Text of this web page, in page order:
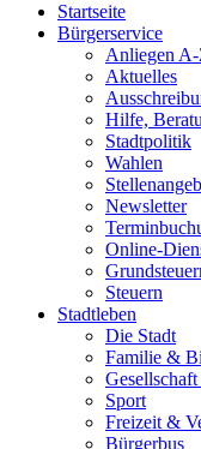
Startseite
Bürgerservice
Anliegen
Aktuelles
Hilfe,
Stadtpolitik
Wahlen
Newsletter
Online-
Steuern
Stadtleben
Die Stadt
Familie &
Sport
Freizeit &
Bürgerbus